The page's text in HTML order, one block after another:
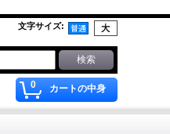
文字サイズ:
0 カートの中身